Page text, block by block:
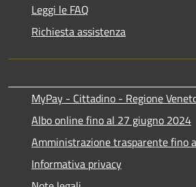
Leggi le FAQ
Richiesta assistenza
MyPay - Cittadino - Regione
Albo online fino al 27 giugno 2024
Amministrazione trasparente fino
Informativa privacy